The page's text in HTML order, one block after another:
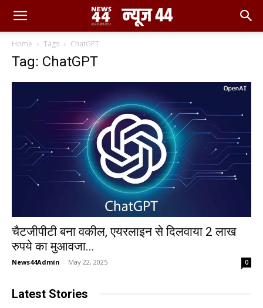
Home Tags ChatGPT
Tag: ChatGPT
चैटजीपीटी बना वकील, एयरलाइन से दिलवाया 2 लाख
रुपये का मुआवजा...
News44Admin - May 22, 2025 0
Latest Stories